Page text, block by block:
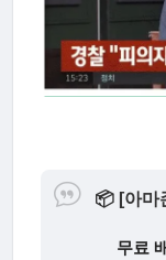
📦 [아마
무료